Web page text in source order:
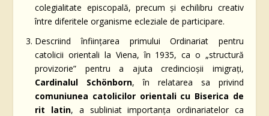
colegialitate episcopală, precum și echilibru creativ
între diferitele organisme ecleziale de participare.
Descriind înființarea primului Ordinariat pentru
catolicii orientali la Viena, în 1935, ca o „structură
provizorie” pentru a ajuta credincioșii imigrați,
Cardinalul Schönborn, în relatarea sa privind
comuniunea catolicilor orientali cu Biserica de
rit latin, a subliniat importanța ordinariatelor ca